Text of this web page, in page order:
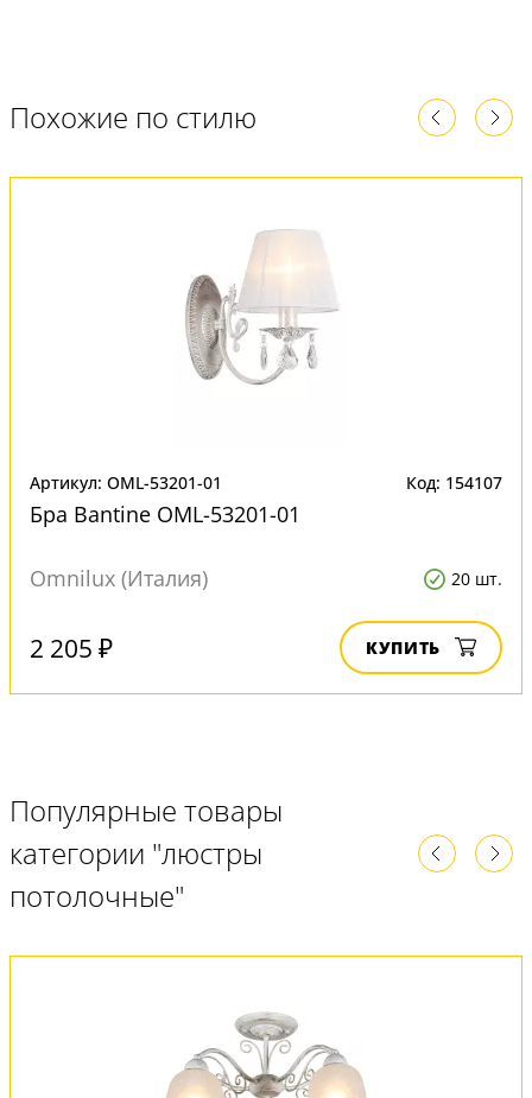
Похожие по стилю
Артикул: OML-53201-01 Код: 154107
Бра Bantine OML-53201-01
Omnilux (Италия) 20 шт.
2 205 ₽ КУПИТЬ
Популярные товары
категории "люстры
потолочные"